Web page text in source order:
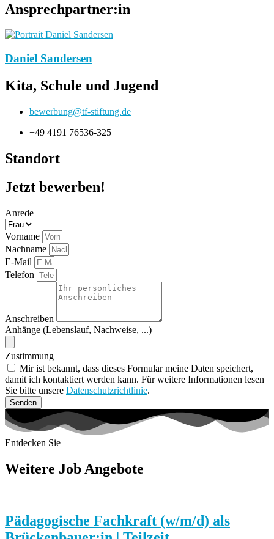
Ansprechpartner:in
Daniel Sandersen
Kita, Schule und Jugend
bewerbung@tf-stiftung.de
+49 4191 76536-325
Standort
Jetzt bewerben!
Anrede
Vorname
Nachname
E-Mail
Telefon
Anschreiben
Anhänge (Lebenslauf, Nachweise, ...)
Zustimmung
Mir ist bekannt, dass dieses Formular meine Daten speichert,
damit ich kontaktiert werden kann. Für weitere Informationen lesen
Sie bitte unsere Datenschutzrichtlinie.
Senden
Entdecken Sie
Weitere Job Angebote
Pädagogische Fachkraft (w/m/d) als